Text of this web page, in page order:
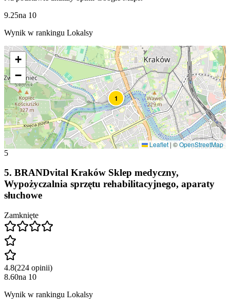
9.25na 10
Wynik w rankingu Lokalsy
1
+
−
Leaflet | ©OpenStreetMap
5
5. BRANDvital Kraków Sklep medyczny,
Wypożyczalnia sprzętu rehabilitacyjnego, aparaty
słuchowe
Zamknięte
4.8(224 opinii)
8.60na 10
Wynik w rankingu Lokalsy